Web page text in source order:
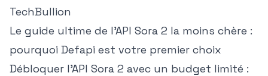
TechBullion
Le guide ultime de l'API Sora 2 la moins chère :
pourquoi Defapi est votre premier choix
Débloquer l'API Sora 2 avec un budget limité :